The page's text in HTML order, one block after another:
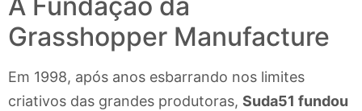
A Fundação da
Grasshopper Manufacture
Em 1998, após anos esbarrando nos limites
criativos das grandes produtoras, Suda51 fundou